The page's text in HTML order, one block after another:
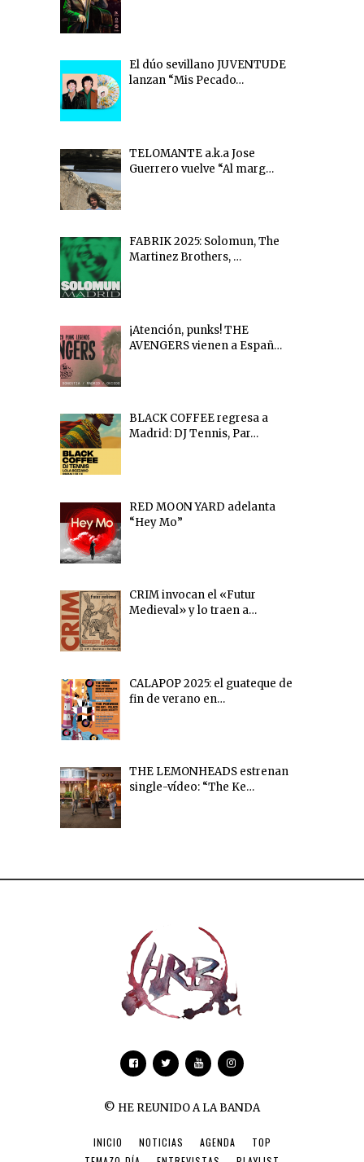
El dúo sevillano JUVENTUDE
lanzan “Mis Pecado…
TELOMANTE a.k.a Jose
Guerrero vuelve “Al marg…
FABRIK 2025: Solomun, The
Martinez Brothers, …
¡Atención, punks! THE
AVENGERS vienen a Españ…
BLACK COFFEE regresa a
Madrid: DJ Tennis, Par…
RED MOON YARD adelanta
“Hey Mo”
CRIM invocan el «Futur
Medieval» y lo traen a…
CALAPOP 2025: el guateque de
fin de verano en…
THE LEMONHEADS estrenan
single-vídeo: “The Ke…
© HE REUNIDO A LA BANDA
INICIO NOTICIAS AGENDA
TOP